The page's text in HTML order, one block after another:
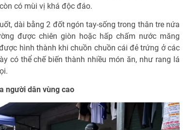
có mùi vị khá độc đáo.
dài bằng 2 đốt ngón tay-sống trong thân tre nứa
được chiên giòn hoặc hấp chấm nước măng
hình thành khi chuồn chuồn cái đẻ trứng ở các
có thể chế biến thành nhiều món ăn, như rang lá
người dân vùng cao